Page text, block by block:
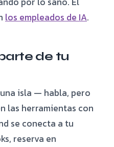
los empleados de IA.
de tu
isla — habla, pero
las herramientas con
se conecta a tu
reserva en